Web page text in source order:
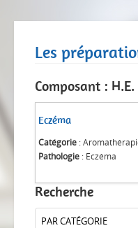
Les
Composant :
Eczéma
Catégorie :
Pathologie : Eczéma
Recherche
PAR CATÉGORIE